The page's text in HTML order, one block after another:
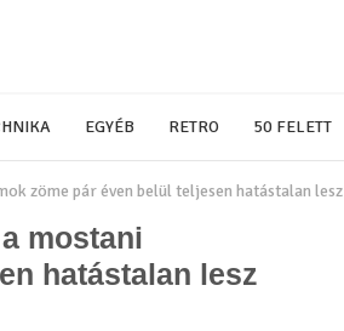
EGYÉB RETRO 50 FELETT
zöme pár éven belül teljesen hatástalan lesz
mostani
hatástalan lesz